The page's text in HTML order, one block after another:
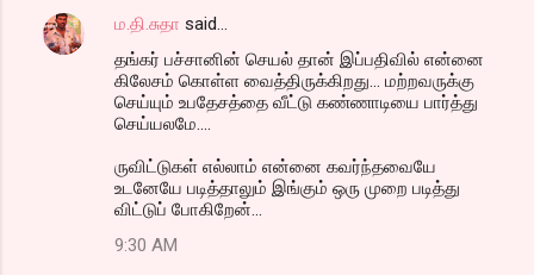
ம.தி.சுதா said…
தங்கர் பச்சானின் செயல் தான் இப்பதிவில் என்னை
கிலேசம் கொள்ள வைத்திருக்கிறது... மற்றவருக்கு
செய்யும் உபதேசத்தை வீட்டு கண்ணாடியை பார்த்து
செய்யலமே....
ருவிட்டுகள் எல்லாம் என்னை கவர்ந்தவையே
உடனேயே படித்தாலும் இங்கும் ஒரு முறை படித்து
விட்டுப் போகிறேன்...
9:30 AM